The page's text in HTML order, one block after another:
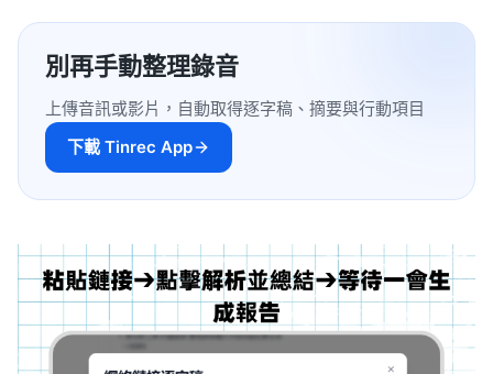
別再手動整理錄音
上傳音訊或影片，自動取得逐字稿、摘要與行動項目
下載 Tinrec App